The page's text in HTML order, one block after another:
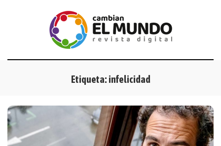
Etiqueta: infelicidad